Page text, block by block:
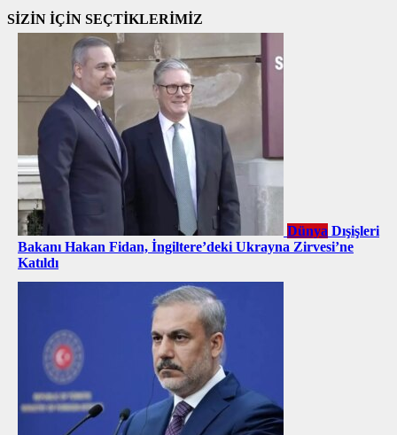
SİZİN İÇİN SEÇTİKLERİMİZ
Dünya Dışişleri
Bakanı Hakan Fidan, İngiltere’deki Ukrayna Zirvesi’ne
Katıldı